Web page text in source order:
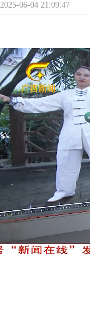
2025-06-04 21:09:47